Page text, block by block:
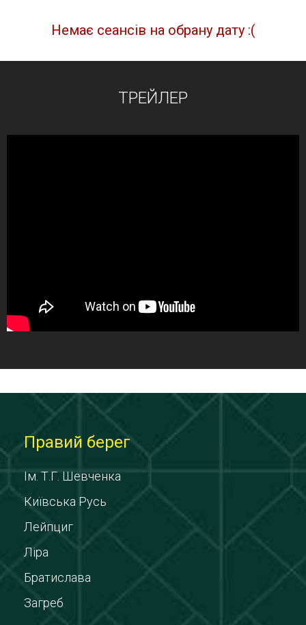
Немає сеансів на обрану дату :(
ТРЕЙЛЕР
Правий берег
Ім. Т.Г. Шевченка
Київська Русь
Лейпциг
Ліра
Братислава
Загреб